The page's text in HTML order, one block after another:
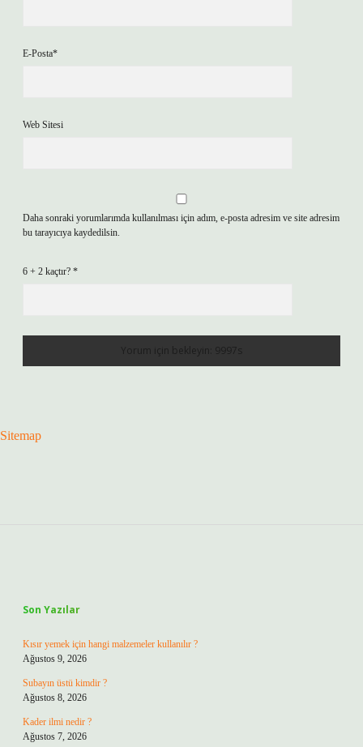
E-Posta*
Web Sitesi
Daha sonraki yorumlarımda kullanılması için adım, e-posta adresim ve site adresim
bu tarayıcıya kaydedilsin.
6 + 2 kaçtır? *
Sitemap
Son Yazılar
Kısır yemek için hangi malzemeler kullanılır ?
Ağustos 9, 2026
Subayın üstü kimdir ?
Ağustos 8, 2026
Kader ilmi nedir ?
Ağustos 7, 2026